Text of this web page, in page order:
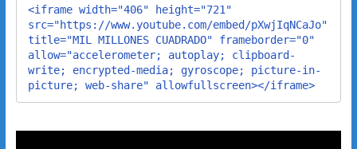
<iframe width="406" height="721"
src="https://www.youtube.com/embed/pXwjIqNCaJo"
title="MIL MILLONES CUADRADO" frameborder="0"
allow="accelerometer; autoplay; clipboard-
write; encrypted-media; gyroscope; picture-in-
picture; web-share" allowfullscreen></iframe>